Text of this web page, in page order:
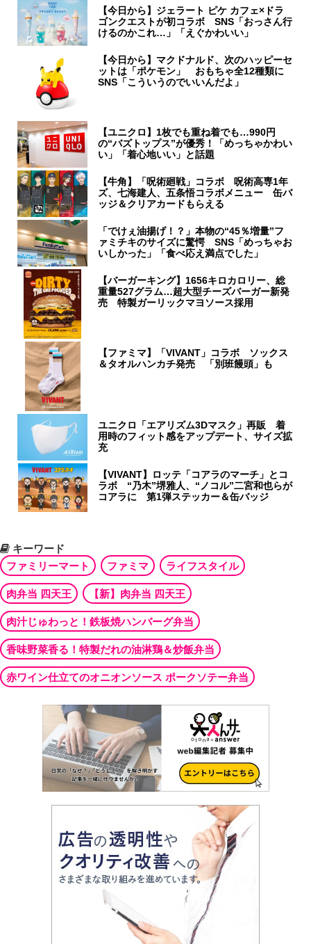
【今日から】ジェラート ピケ カフェ×ドラ
ゴンクエストが初コラボ SNS「おっさん行
けるのかこれ…」「えぐかわいい」
【今日から】マクドナルド、次のハッピーセ
ットは「ポケモン」 おもちゃ全12種類に
SNS「こういうのでいいんだよ」
【ユニクロ】1枚でも重ね着でも…990円
の“バズトップス”が優秀！「めっちゃかわい
い」「着心地いい」と話題
【牛角】「呪術廻戦」コラボ 呪術高専1年
ズ、七海建人、五条悟コラボメニュー 缶バ
ッジ＆クリアカードもらえる
「でけぇ油揚げ！？」本物の“45％増量”フ
ァミチキのサイズに驚愕 SNS「めっちゃお
いしかった」「食べ応え満点でした」
【バーガーキング】1656キロカロリー、総
重量527グラム…超大型チーズバーガー新発
売 特製ガーリックマヨソース採用
【ファミマ】「VIVANT」コラボ ソックス
＆タオルハンカチ発売 「別班饅頭」も
ユニクロ「エアリズム3Dマスク」再販 着
用時のフィット感をアップデート、サイズ拡
充
【VIVANT】ロッテ「コアラのマーチ」とコ
ラボ “乃木”堺雅人、“ノコル”二宮和也らが
コアラに 第1弾ステッカー＆缶バッジ
キーワード
ファミリーマート
ファミマ ライフスタイル
肉弁当 四天王 【新】肉弁当 四天王
肉汁じゅわっと！鉄板焼ハンバーグ弁当
香味野菜香る！特製だれの油淋鶏＆炒飯弁当
赤ワイン仕立てのオニオンソース ポークソテー弁当